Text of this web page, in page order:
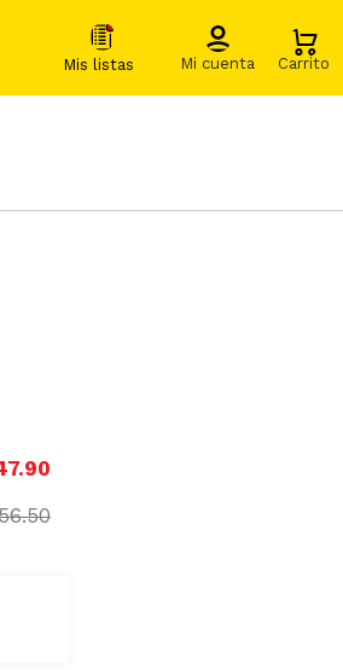
.90
.50